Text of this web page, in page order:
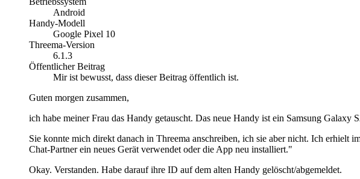
Android
Handy-Modell
Google Pixel 10
Threema-Version
6.1.3
Öffentlicher Beitrag
Mir ist bewusst, dass dieser Beitrag öffentlich ist.
Guten morgen zusammen,
ich habe meiner Frau das Handy getauscht. Das neue Handy ist ein Samsung
Sie konnte mich direkt danach in Threema anschreiben, ich sie aber nicht. Ich
Chat-Partner ein neues Gerät verwendet oder die App neu installiert."
Okay. Verstanden. Habe darauf ihre ID auf dem alten Handy gelöscht/abgemeldet.